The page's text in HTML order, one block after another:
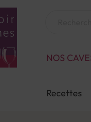
NOS
Recettes